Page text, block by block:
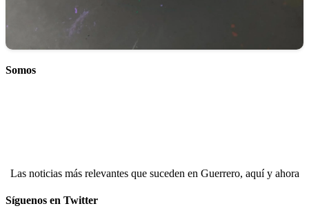
Somos
Las noticias más relevantes que suceden en Guerrero, aquí y ahora
Síguenos en Twitter